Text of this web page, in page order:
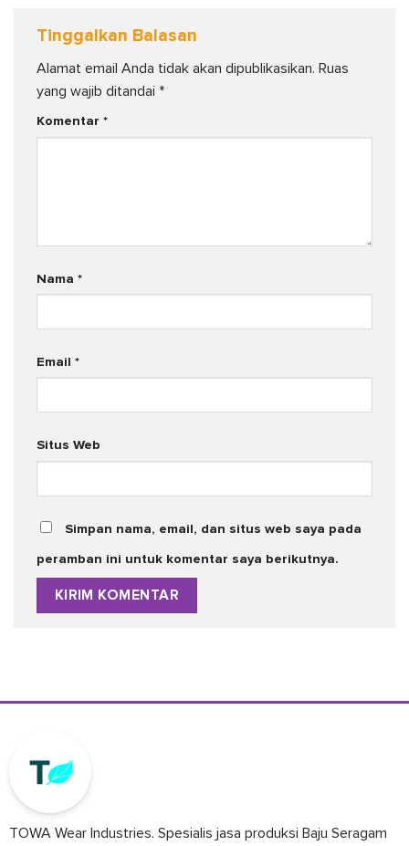
Tinggalkan Balasan
Alamat email Anda tidak akan dipublikasikan. Ruas
yang wajib ditandai *
Komentar *
Nama *
Email *
Situs Web
Simpan nama, email, dan situs web saya pada
peramban ini untuk komentar saya berikutnya.
TOWA Wear Industries. Spesialis jasa produksi Baju Seragam